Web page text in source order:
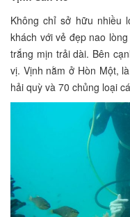
Không chỉ sở hữu nhiều
khách với vẻ đẹp nao
trắng mịn trải dài. Bên
vị. Vịnh nằm ở Hòn Một,
hải quỳ và 70 chủng loại